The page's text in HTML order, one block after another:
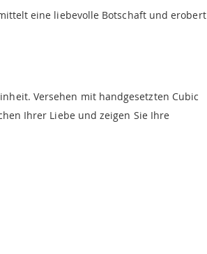
eine liebevolle Botschaft und erobert
Versehen mit handgesetzten Cubic
Ihrer Liebe und zeigen Sie Ihre